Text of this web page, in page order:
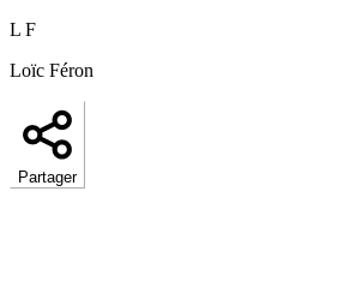
L F
Loïc Féron
Partager